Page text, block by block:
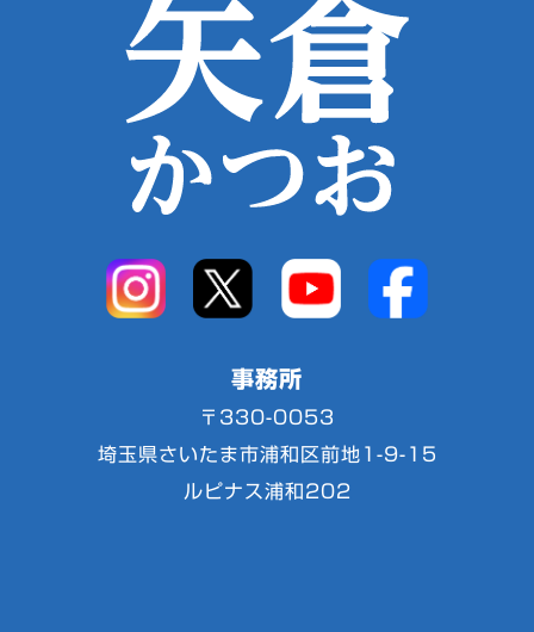
事務所
〒330-0053
埼玉県さいたま市浦和区前地1-9-15
ルピナス浦和202